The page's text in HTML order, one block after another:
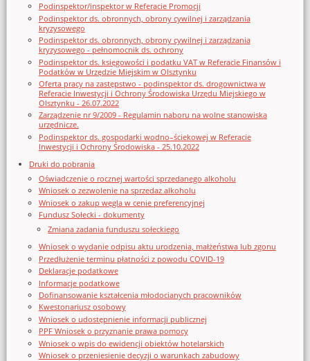
Podinspektor/inspektor w Referacie Promocji
Podinspektor ds. obronnych, obrony cywilnej i zarządzania
kryzysowego
Podinspektor ds. obronnych, obrony cywilnej i zarządzania
kryzysowego - pełnomocnik ds. ochrony
Podinspektor ds. księgowości i podatku VAT w Referacie Finansów i
Podatków w Urzędzie Miejskim w Olsztynku
Oferta pracy na zastępstwo - podinspektor ds. drogownictwa w
Referacie Inwestycji i Ochrony Środowiska Urzędu Miejskiego w
Olsztynku - 26.07.2022
Zarządzenie nr 9/2009 - Regulamin naboru na wolne stanowiska
urzędnicze.
Podinspektor ds. gospodarki wodno–ściekowej w Referacie
Inwestycji i Ochrony Środowiska - 25.10.2022
Druki do pobrania
Oświadczenie o rocznej wartości sprzedanego alkoholu
Wniosek o zezwolenie na sprzedaz alkoholu
Wniosek o zakup węgla w cenie preferencyjnej
Fundusz Sołecki - dokumenty
Zmiana zadania funduszu sołeckiego
Wniosek o wydanie odpisu aktu urodzenia, małżeństwa lub zgonu
Przedłużenie terminu płatności z powodu COVID-19
Deklaracje podatkowe
Informacje podatkowe
Dofinansowanie kształcenia młodocianych pracowników
Kwestonariusz osobowy
Wniosek o udostępnienie informacji publicznej
PPF Wniosek o przyznanie prawa pomocy
Wniosek o wpis do ewidencji obiektów hotelarskich
Wniosek o przeniesienie decyzji o warunkach zabudowy